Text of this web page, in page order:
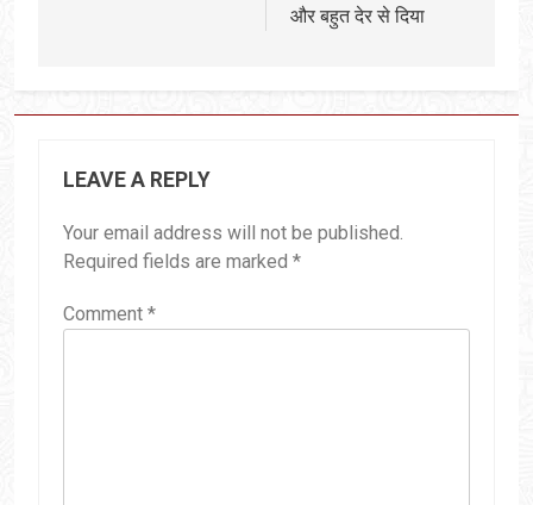
और बहुत देर से दिया
LEAVE A REPLY
Your email address will not be published.
Required fields are marked *
Comment *